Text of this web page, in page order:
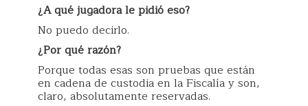
¿A qué jugadora le pidió eso?
No puedo decirlo.
¿Por qué razón?
Porque todas esas son pruebas que están
en cadena de custodia en la Fiscalía y son,
claro, absolutamente reservadas.